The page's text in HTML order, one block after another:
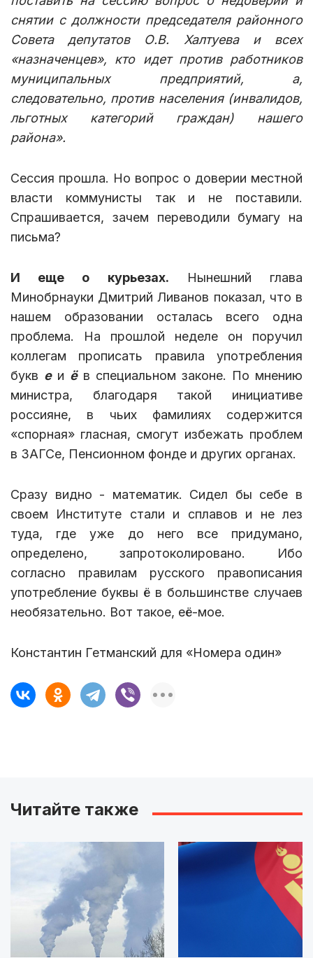
снятии с должности председателя районного
Совета депутатов О.В. Халтуева и всех
«назначенцев», кто идет против работников
муниципальных предприятий, а,
следовательно, против населения (инвалидов,
льготных категорий граждан) нашего
района».
Сессия прошла. Но вопрос о доверии местной
власти коммунисты так и не поставили.
Спрашивается, зачем переводили бумагу на
письма?
И еще о курьезах. Нынешний глава
Минобрнауки Дмитрий Ливанов показал, что в
нашем образовании осталась всего одна
проблема. На прошлой неделе он поручил
коллегам прописать правила употребления
букв еи ёв специальном законе. По мнению
министра, благодаря такой инициативе
россияне, в чьих фамилиях содержится
«спорная» гласная, смогут избежать проблем
в ЗАГСе, Пенсионном фонде и других органах.
Сразу видно - математик. Сидел бы себе в
своем Институте стали и сплавов и не лез
туда, где уже до него все придумано,
определено, запротоколировано. Ибо
согласно правилам русского правописания
употребление буквы ё в большинстве случаев
необязательно. Вот такое, её-мое.
Константин Гетманский для «Номера один»
Читайте также